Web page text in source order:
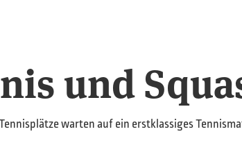
und
warten auf ein erstklassiges